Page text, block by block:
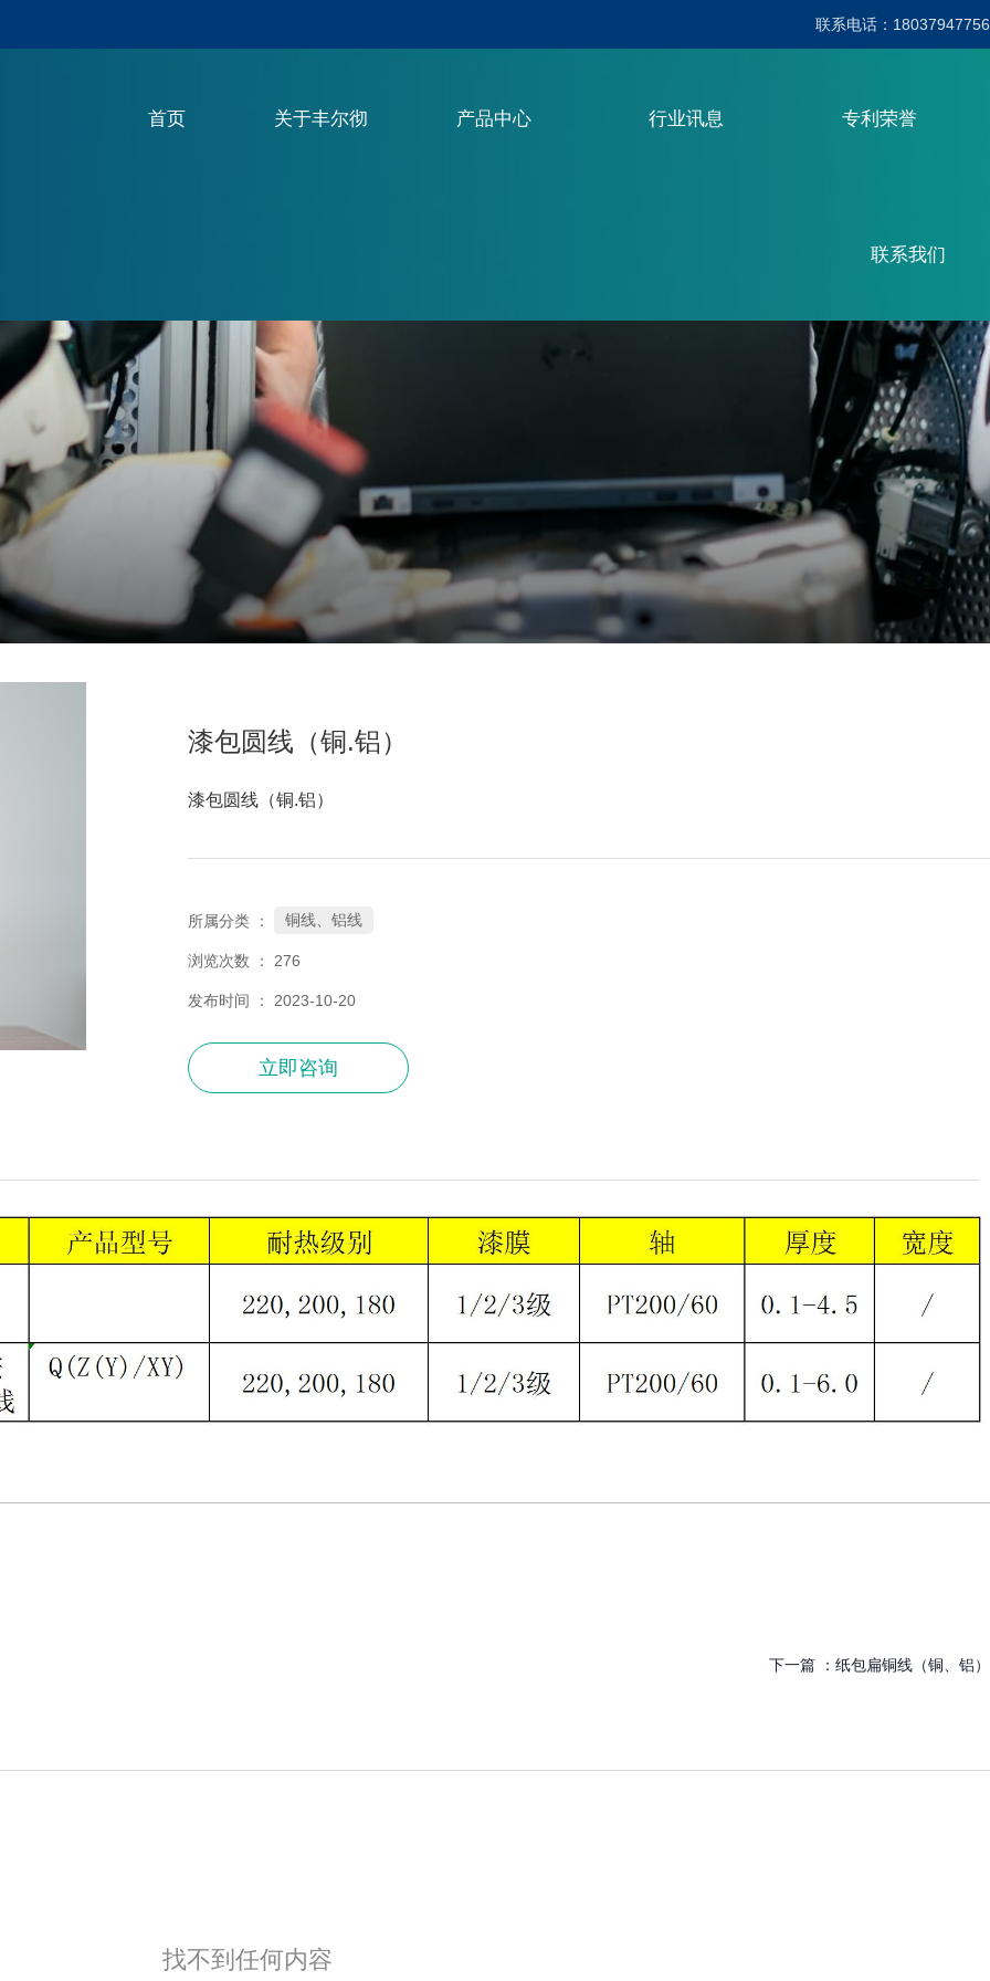
联系电话：18037947756
首页 关于丰尔彻 产品中心 行业讯息 专利荣誉
联系我们
漆包圆线（铜.铝）
漆包圆线（铜.铝）
所属分类 ： 铜线、铝线
浏览次数 ： 276
发布时间 ： 2023-10-20
立即咨询
下一篇 ： 纸包扁铜线（铜、铝）
找不到任何内容